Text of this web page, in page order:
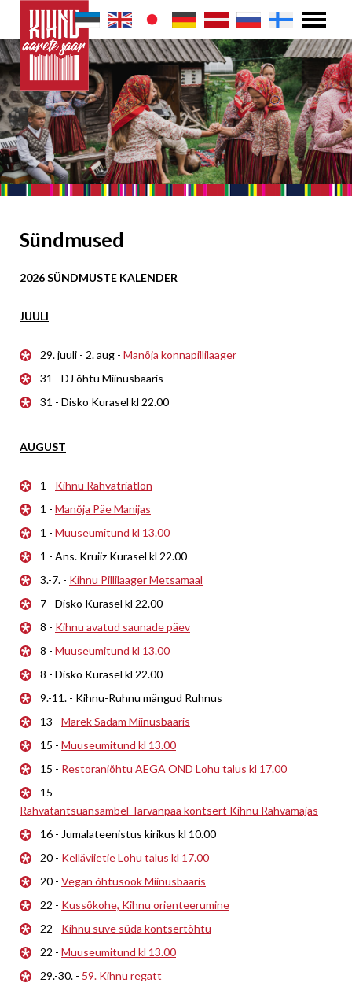
Sündmused
2026 SÜNDMUSTE KALENDER
JUULI
29. juuli - 2. aug - Manõja konnapillilaager
31 - DJ õhtu Miinusbaaris
31 - Disko Kurasel kl 22.00
AUGUST
1 - Kihnu Rahvatriatlon
1 - Manõja Päe Manijas
1 - Muuseumitund kl 13.00
1 - Ans. Kruiiz Kurasel kl 22.00
3.-7. - Kihnu Pillilaager Metsamaal
7 - Disko Kurasel kl 22.00
8 - Kihnu avatud saunade päev
8 - Muuseumitund kl 13.00
8 - Disko Kurasel kl 22.00
9.-11. - Kihnu-Ruhnu mängud Ruhnus
13 - Marek Sadam Miinusbaaris
15 - Muuseumitund kl 13.00
15 - Restoraniõhtu AEGA OND Lohu talus kl 17.00
15 -
Rahvatantsuansambel Tarvanpää kontsert Kihnu Rahvamajas
16 - Jumalateenistus kirikus kl 10.00
20 - Kelläviietie Lohu talus kl 17.00
20 - Vegan õhtusöök Miinusbaaris
22 - Kussõkohe, Kihnu orienteerumine
22 - Kihnu suve süda kontsertõhtu
22 - Muuseumitund kl 13.00
29.-30. - 59. Kihnu regatt